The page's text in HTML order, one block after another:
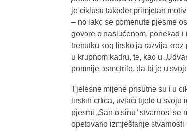
je ciklusu također primjetan motiv
– no iako se pomenute pjesme
govore o naslućenom, ponekad
trenutku kog lirsko ja razvija
u krupnom kadru, te, kao u
pomnije osmotrilo, da bi je u
Tjelesne mijene prisutne su i u
lirskih crtica, uvlači tijelo u svoju
pjesmi „San o sinu“ stvarnost
opetovano izmještanje